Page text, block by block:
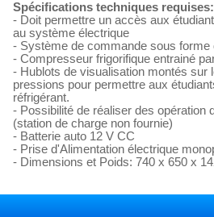
Spécifications techniques requises:
- Doit permettre un accès aux
au système électrique
- Système de commande sous forme
- Compresseur frigorifique entrainé
- Hublots de visualisation montés sur
pressions pour permettre aux
réfrigérant.
- Possibilité de réaliser des opération
(station de charge non fournie)
- Batterie auto 12 V CC
- Prise d'Alimentation électrique
- Dimensions et Poids: 740 x 650 x